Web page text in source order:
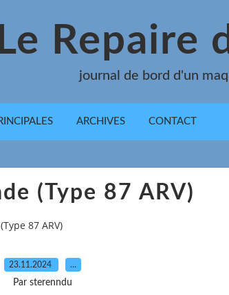
Le Repaire
journal de bord d'un
ARCHIVES CONTACT
(Type 87 ARV)
87 ARV)
23.11.2024 …
Par sterenndu